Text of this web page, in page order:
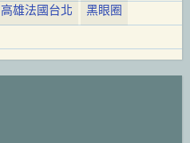
高雄法國台北 黑眼圈